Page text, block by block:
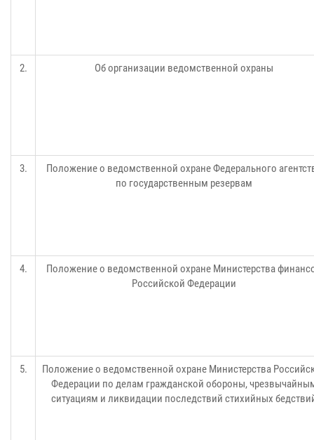
2. Об организации ведомственной охраны
3.
Положение о ведомственной охране Федерального
по государственным резервам
4.
Положение о ведомственной охране Министерства
Российской Федерации
5.
Положение о ведомственной охране Министерства
Федерации по делам гражданской обороны,
ситуациям и ликвидации последствий стихийных